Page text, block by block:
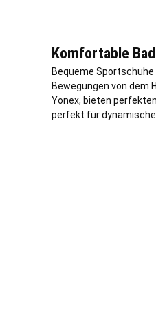
Komfortable
Bequeme
Bewegungen von dem
Yonex, bieten
perfekt für dynamische